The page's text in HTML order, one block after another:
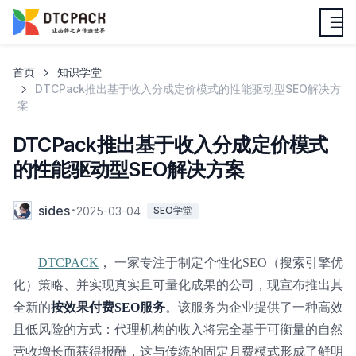
首页
知识学堂
DTCPack推出基于收入分成定价模式的性能驱动型SEO解决方
案
DTCPack推出基于收入分成定价模式
的性能驱动型SEO解决方案
sides 2025-03-04 SEO学堂
DTCPACK ， 一家专注于制定个性化SEO（搜索引擎优
化）策略、并实现真实且可量化成果的公司，现宣布推出其
全新的按效果付费SEO服务。该服务为企业提供了一种高效
且低风险的方式：代理机构的收入将完全基于可衡量的自然
营收增长而获得报酬，这与传统的固定月费模式形成了鲜明